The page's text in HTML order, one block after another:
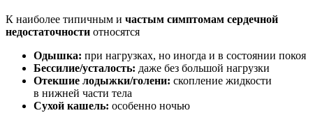
К наиболее типичным и частым симптомам сердечной
недостаточности относятся
Одышка: при нагрузках, но иногда и в состоянии покоя
Бессилие/усталость: даже без большой нагрузки
Отекшие лодыжки/голени: скопление жидкости
в нижней части тела
Сухой кашель: особенно ночью